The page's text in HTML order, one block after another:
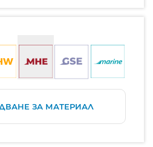
ЗА МАТЕРИАЛ